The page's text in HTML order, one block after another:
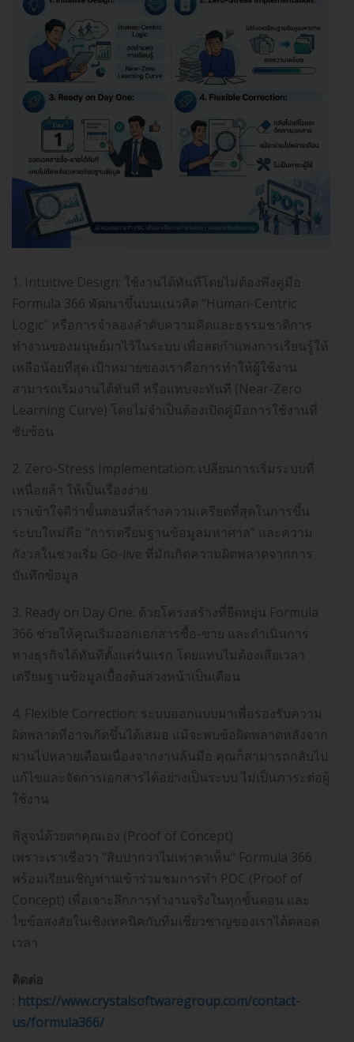
1. Intuitive Design: ใช้งานได้ทันทีโดยไม่ต้องพึ่งคู่มือ
Formula 366 พัฒนาขึ้นบนแนวคิด “Human-Centric
Logic” หรือการจำลองลำดับความคิดและธรรมชาติการ
ทำงานของมนุษย์มาไว้ในระบบ เพื่อลดกำแพงการเรียนรู้ให้
เหลือน้อยที่สุด เป้าหมายของเราคือการทำให้ผู้ใช้งาน
สามารถเริ่มงานได้ทันที หรือแทบจะทันที (Near-Zero
Learning Curve) โดยไม่จำเป็นต้องเปิดคู่มือการใช้งานที่
ซับซ้อน
2. Zero-Stress Implementation: เปลี่ยนการเริ่มระบบที่
เหนื่อยล้า ให้เป็นเรื่องง่าย
เราเข้าใจดีว่าขั้นตอนที่สร้างความเครียดที่สุดในการขึ้น
ระบบใหม่คือ “การเตรียมฐานข้อมูลมหาศาล” และความ
กังวลในช่วงเริ่ม Go-live ที่มักเกิดความผิดพลาดจากการ
บันทึกข้อมูล
3. Ready on Day One: ด้วยโครงสร้างที่ยืดหยุ่น Formula
366 ช่วยให้คุณเริ่มออกเอกสารซื้อ-ขาย และดำเนินการ
ทางธุรกิจได้ทันทีตั้งแต่วันแรก โดยแทบไม่ต้องเสียเวลา
เตรียมฐานข้อมูลเบื้องต้นล่วงหน้าเป็นเดือน
4. Flexible Correction: ระบบออกแบบมาเพื่อรองรับความ
ผิดพลาดที่อาจเกิดขึ้นได้เสมอ แม้จะพบข้อผิดพลาดหลังจาก
ผ่านไปหลายเดือนเนื่องจากงานล้นมือ คุณก็สามารถกลับไป
แก้ไขและจัดการเอกสารได้อย่างเป็นระบบ ไม่เป็นภาระต่อผู้
ใช้งาน
พิสูจน์ด้วยตาคุณเอง (Proof of Concept)
เพราะเราเชื่อว่า “สิบปากว่าไม่เท่าตาเห็น” Formula 366
พร้อมเรียนเชิญท่านเข้าร่วมชมการทำ POC (Proof of
Concept) เพื่อเจาะลึกการทำงานจริงในทุกขั้นตอน และ
ไขข้อสงสัยในเชิงเทคนิคกับทีมเชี่ยวชาญของเราได้ตลอด
เวลา
ติดต่อ
: https://www.crystalsoftwaregroup.com/contact-
us/formula366/